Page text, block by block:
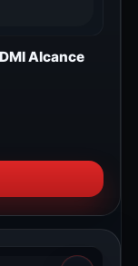
Alcance